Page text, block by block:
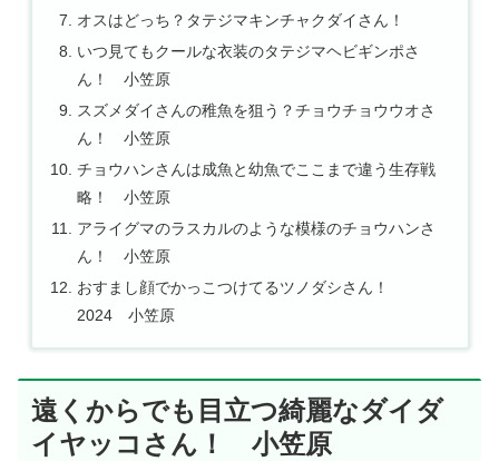
オスはどっち？タテジマキンチャクダイさん！
いつ見てもクールな衣装のタテジマヘビギンポさ
ん！ 小笠原
スズメダイさんの稚魚を狙う？チョウチョウウオさ
ん！ 小笠原
チョウハンさんは成魚と幼魚でここまで違う生存戦
略！ 小笠原
アライグマのラスカルのような模様のチョウハンさ
ん！ 小笠原
おすまし顔でかっこつけてるツノダシさん！
2024 小笠原
遠くからでも目立つ綺麗なダイダ
イヤッコさん！ 小笠原